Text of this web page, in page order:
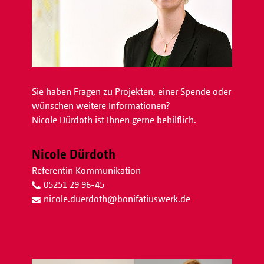
Sie haben Fragen zu Projekten, einer Spende oder
wünschen weitere Informationen?
Nicole Dürdoth ist Ihnen gerne behilflich.
Nicole Dürdoth
Referentin Kommunikation
05251 29 96-45
nicole.duerdoth@bonifatiuswerk.de